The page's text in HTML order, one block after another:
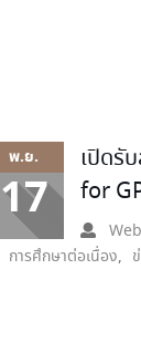
พ.ย.
17
เปิดรั
for
การศึกษาต่อเนื่อง,